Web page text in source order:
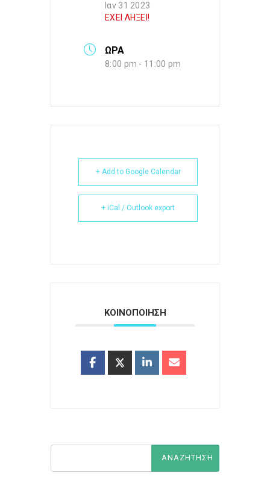
Ιαν 31 2023
ΕΧΕΙ ΛΗΞΕΙ!
ΩΡΑ
8:00 pm - 11:00 pm
+ Add to Google Calendar
+ iCal / Outlook export
ΚΟΙΝΟΠΟΙΗΣΗ